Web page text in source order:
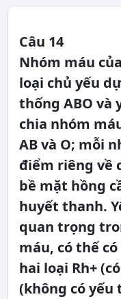
Câu 14
Nhóm máu
loại chủ yếu
thống ABO và
chia nhóm
AB và O; mỗi
điểm riêng về
bề mặt hồng
huyết thanh.
quan trọng
máu, có thể
hai loại Rh+
(không có yếu